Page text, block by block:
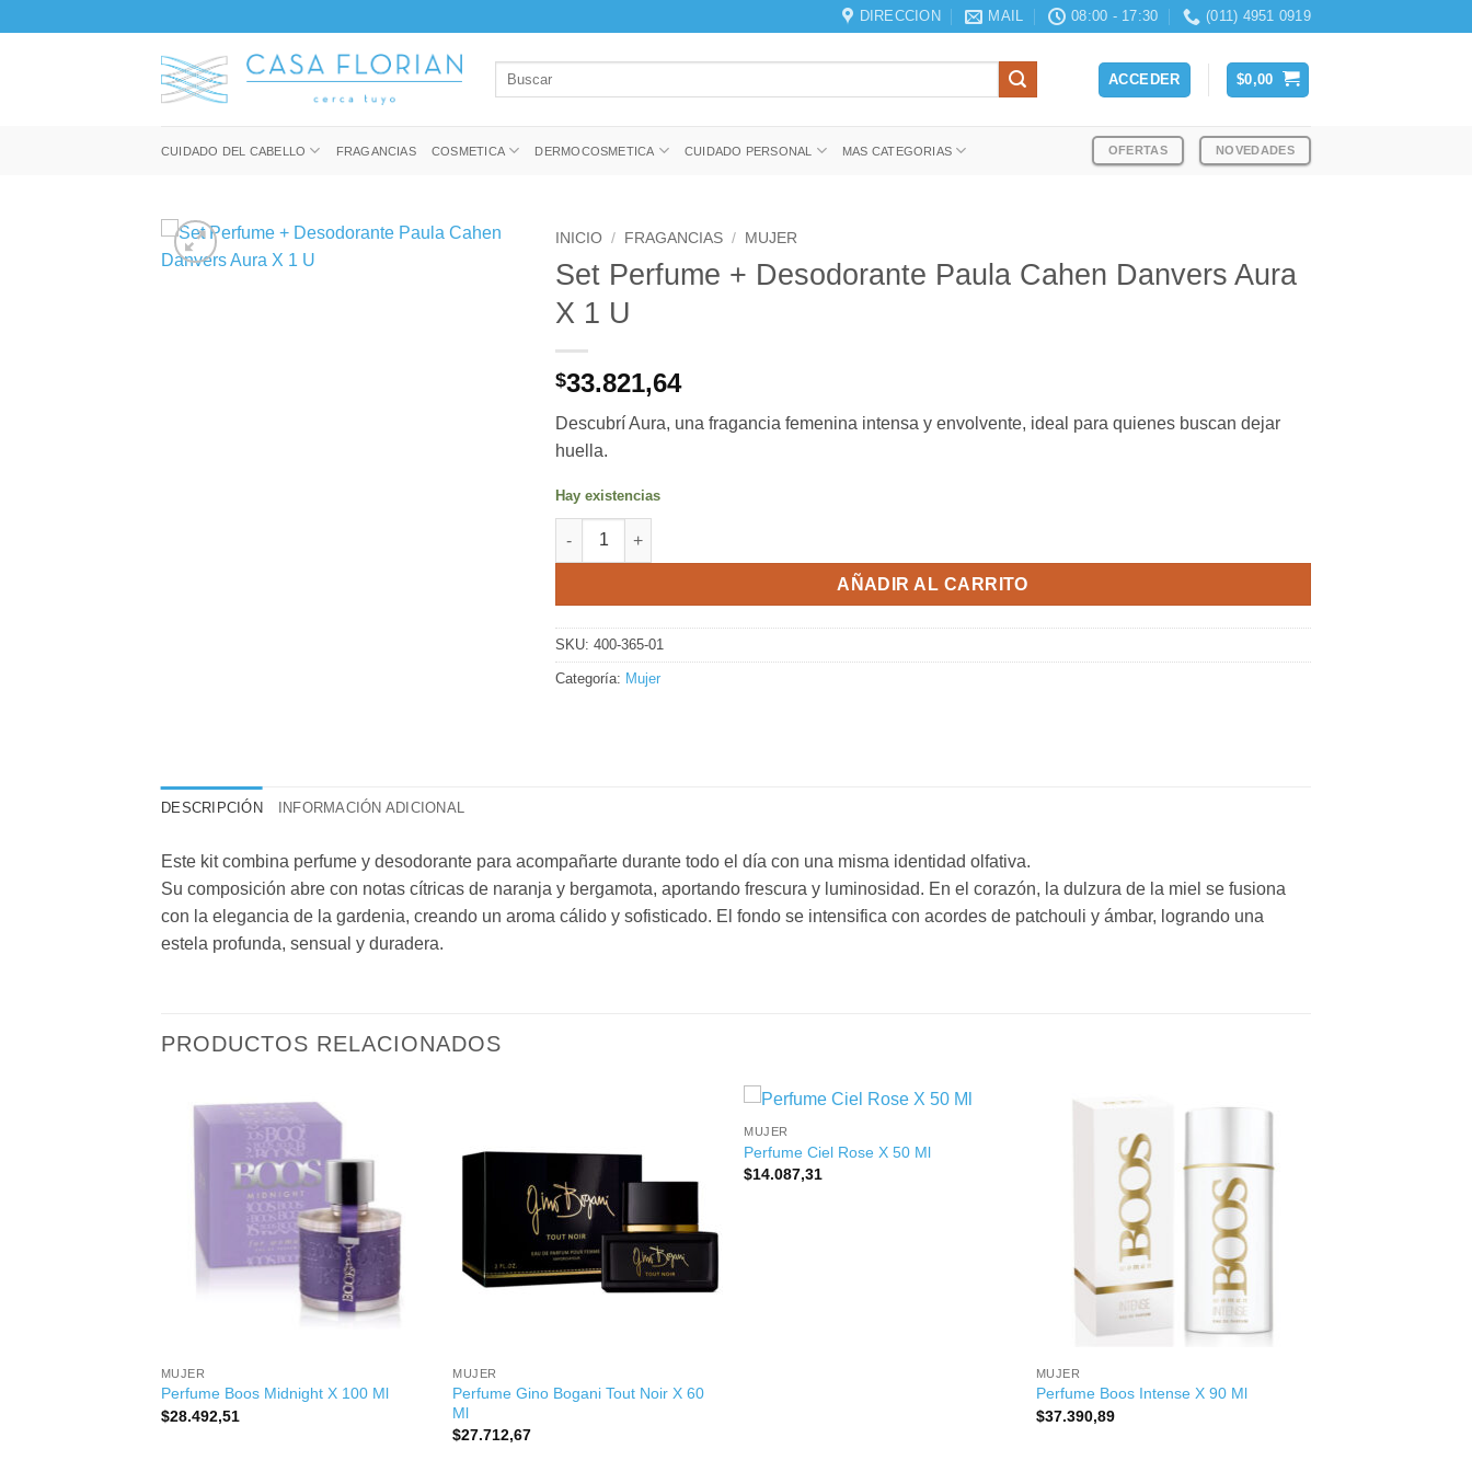
DIRECCION MAIL 08:00 - 17:30 (011) 4951 0919
Buscar
ACCEDER $0,00
CUIDADO DEL CABELLO FRAGANCIAS COSMETICA DERMOCOSMETICA CUIDADO PERSONAL MAS CATEGORIAS OFERTAS NOVEDADES
INICIO / FRAGANCIAS / MUJER
Set Perfume + Desodorante Paula Cahen Danvers Aura
X 1 U
$33.821,64
Descubrí Aura, una fragancia femenina intensa y envolvente, ideal para quienes buscan dejar
huella.
Hay existencias
Set Perfume + Desodorante Paula Cahen Danvers Aura X 1 U cantidad
AÑADIR AL CARRITO
SKU: 400-365-01
Categoría: Mujer
DESCRIPCIÓN INFORMACIÓN ADICIONAL
Este kit combina perfume y desodorante para acompañarte durante todo el día con una misma identidad olfativa.
Su composición abre con notas cítricas de naranja y bergamota, aportando frescura y luminosidad. En el corazón, la dulzura de la miel se fusiona
con la elegancia de la gardenia, creando un aroma cálido y sofisticado. El fondo se intensifica con acordes de patchouli y ámbar, logrando una
estela profunda, sensual y duradera.
PRODUCTOS RELACIONADOS
MUJER
Perfume Boos Midnight X 100 Ml
$28.492,51
MUJER
Perfume Gino Bogani Tout Noir X 60
Ml
$27.712,67
+
MUJER
Perfume Ciel Rose X 50 Ml
$14.087,31
MUJER
Perfume Boos Intense X 90 Ml
$37.390,89